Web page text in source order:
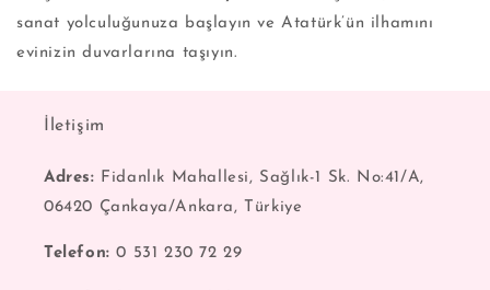
sanat yolculuğunuza başlayın ve Atatürk’ün ilhamını
evinizin duvarlarına taşıyın.
İletişim
Adres: Fidanlık Mahallesi, Sağlık-1 Sk. No:41/A,
06420 Çankaya/Ankara, Türkiye
Telefon: 0 531 230 72 29